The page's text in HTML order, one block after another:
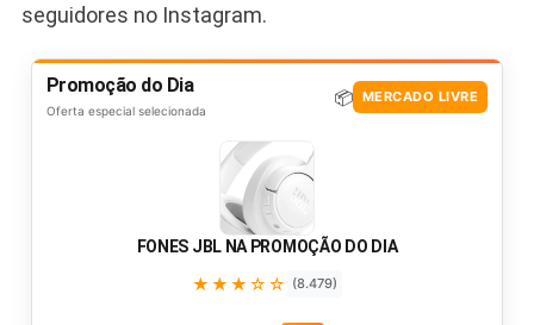
seguidores no Instagram.
Promoção do Dia
Oferta especial selecionada
📦 MERCADO LIVRE
FONES JBL NA PROMOÇÃO DO DIA
★★★☆☆ (8.479)